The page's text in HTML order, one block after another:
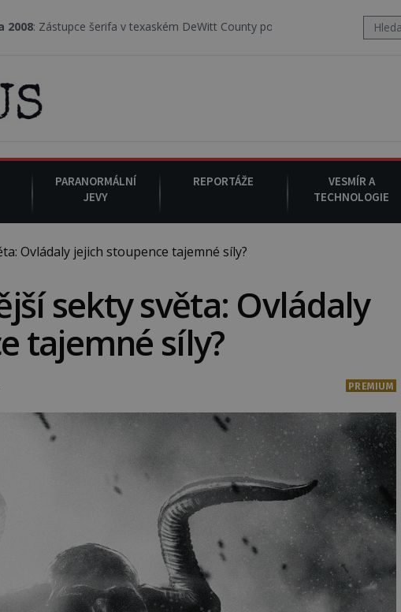
šerifa v texaském DeWitt County pořizuje video, na kterém před jeho
PARANORMÁLNÍ
JEVY
REPORTÁŽE
VESMÍR A
TECHNOLOGIE
Ovládaly jejich stoupence tajemné síly?
sekty světa: Ovládaly
tajemné síly?
PREMIUM